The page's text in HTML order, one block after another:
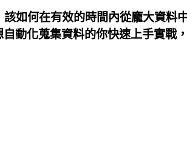
如何在有效的時間內從龐大資料
動化蒐集資料的你快速上手實戰